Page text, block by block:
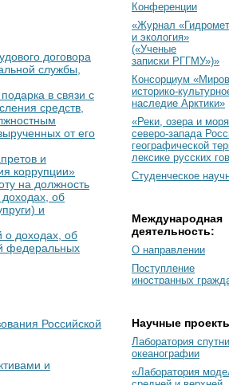
договора
службы,
в связи с
средств,
от его
и
коррупции»
на должность
доходах, об
и
о доходах, об
федеральных
Российской
и
Конференции
«Журнал
и экология»
(«Ученые
записки РГГМУ»)»
Консорциум
историко-
наследие Арктики»
«Реки, озера и моря
северо-запада
географической
лексике русских
Студенческое
Международная
деятельность:
О направлении
Поступление
иностранных
Научные
Лаборатория
океанографии
«Лаборатория